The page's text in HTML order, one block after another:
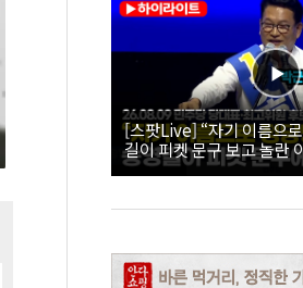
[스팟Live] “자기 이름으
길이 피켓 문구 보고 놀란
더불어민주당 당대표·최